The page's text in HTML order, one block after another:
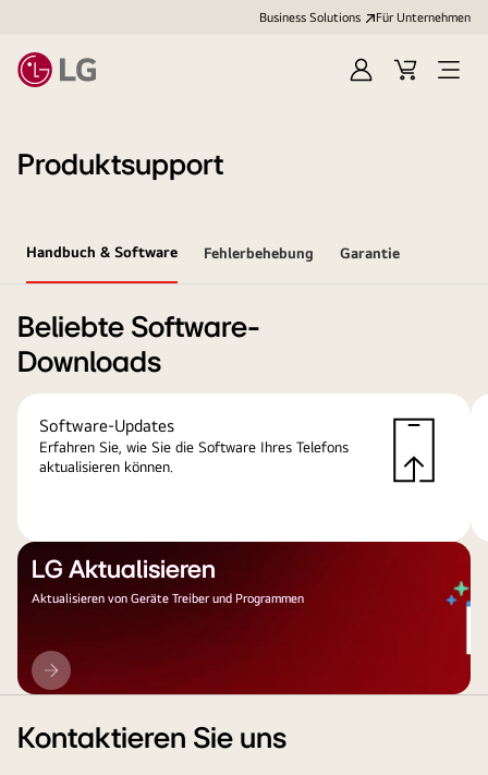
Business Solutions Für Unternehmen
Anmelden
Cart
Open
Produktsupport
Handbuch & Software Fehlerbehebung Garantie
Beliebte Software-
Downloads
Software-Updates
Erfahren Sie, wie Sie die Software Ihres Telefons
aktualisieren können.
LG Aktualisieren
Aktualisieren von Geräte Treiber und Programmen
LG
Aktualisieren
Kontaktieren Sie uns